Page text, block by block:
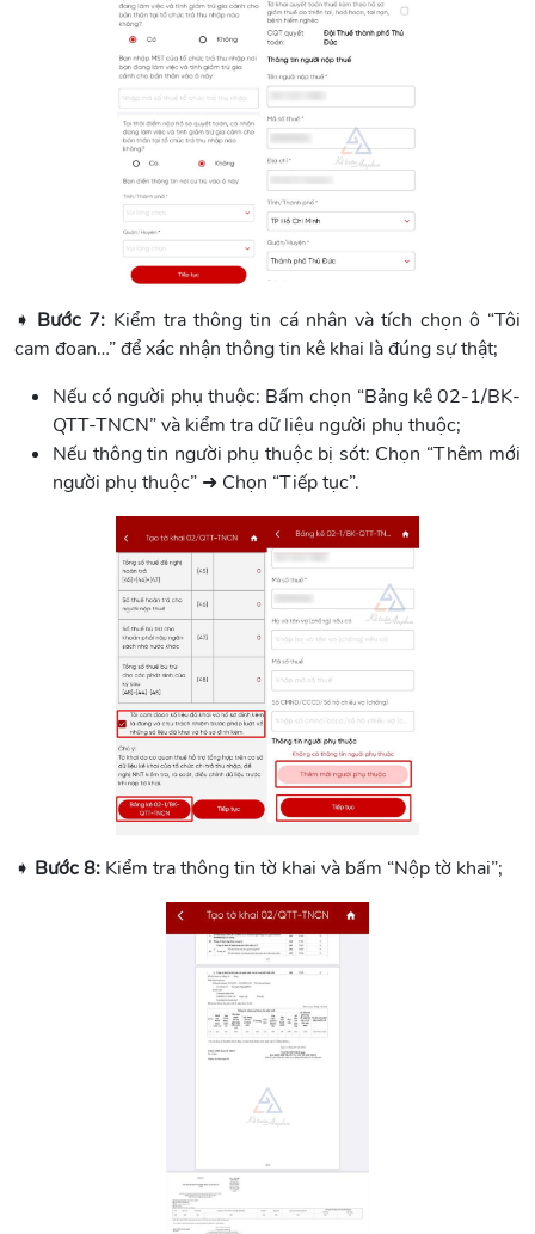
➧ Bước 7: Kiểm tra thông tin cá nhân và tích chọn ô “Tôi
cam đoan…” để xác nhận thông tin kê khai là đúng sự thật;
Nếu có người phụ thuộc: Bấm chọn “Bảng kê 02-1/BK-
QTT-TNCN” và kiểm tra dữ liệu người phụ thuộc;
Nếu thông tin người phụ thuộc bị sót: Chọn “Thêm mới
người phụ thuộc” ➜ Chọn “Tiếp tục”.
➧ Bước 8: Kiểm tra thông tin tờ khai và bấm “Nộp tờ khai”;